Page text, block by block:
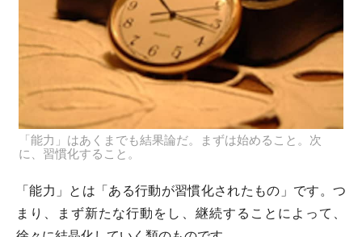
「能力」はあくまでも結果論だ。まずは始めること。次
に、習慣化すること。
「能力」とは「ある行動が習慣化されたもの」です。つ
まり、まず新たな行動をし、継続することによって、